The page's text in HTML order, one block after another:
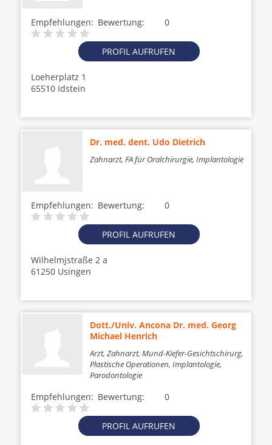
Empfehlungen: 0
Bewertung:
PROFIL AUFRUFEN
Loeherplatz 1
65510 Idstein
Dr. med. dent. Udo Dietrich
Zahnarzt, FA für Oralchirurgie, Implantologie
Empfehlungen: 0
Bewertung:
PROFIL AUFRUFEN
Wilhelmjstraße 2 a
61250 Usingen
Dott./Univ. Ancona Dr. med. Georg
Michael Henrich
Arzt, Zahnarzt, Mund-Kiefer-Gesichtschirurg,
Plastische Operationen, Implantologie,
Parodontologie
Empfehlungen: 0
Bewertung:
PROFIL AUFRUFEN